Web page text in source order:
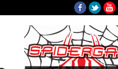
Facebook